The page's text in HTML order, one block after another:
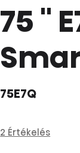
75 ''
75E7Q
2 Értékelés